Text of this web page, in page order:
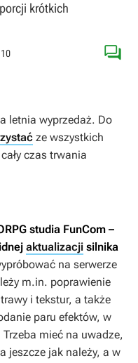
krótkich

letnia wyprzedaż. Do
ze wszystkich
czas trwania
studia FunCom –
aktualizacji silnika
na serwerze
m.in. poprawienie
i tekstur, a także
paru efektów, w
mieć na uwadze,
jeszcze jak należy, a w